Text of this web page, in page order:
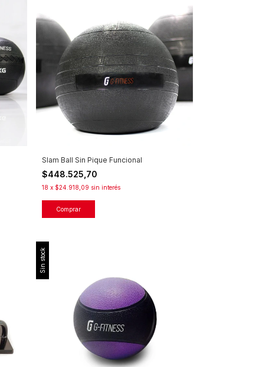
Slam Ball Sin Pique Funcional
$448.525,70
18 x $24.918,09 sin interés
Comprar
Sin stock